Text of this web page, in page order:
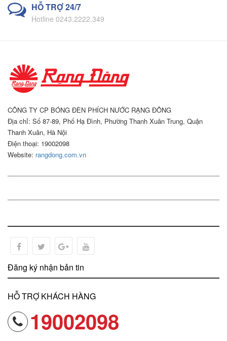
HỖ TRỢ 24/7
Hotline 0243.2222.349
CÔNG TY CP BÓNG ĐÈN PHÍCH NƯỚC RẠNG ĐÔNG
Địa chỉ: Số 87-89, Phố Hạ Đình, Phường Thanh Xuân Trung, Quận
Thanh Xuân, Hà Nội
Điện thoại: 19002098
Website: rangdong.com.vn
Đăng ký nhận bản tin
HỖ TRỢ KHÁCH HÀNG
19002098